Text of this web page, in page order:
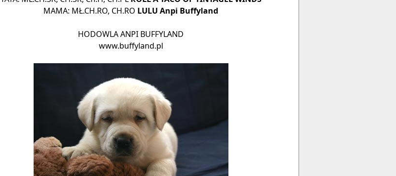
MAMA: MŁ.CH.RO, CH.RO LULU Anpi Buffyland
HODOWLA ANPI BUFFYLAND
www.buffyland.pl